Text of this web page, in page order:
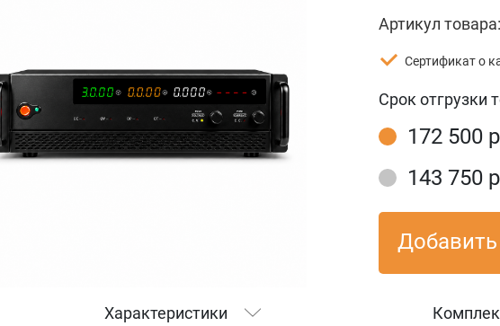
Артикул товара:
Сертификат о
Срок отгрузки
172 500
143 750
Характеристики